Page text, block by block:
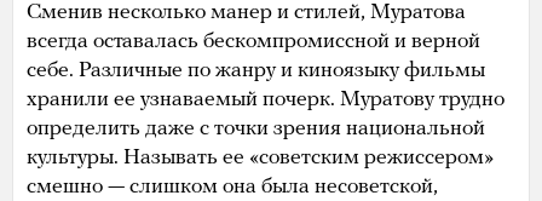
Сменив несколько манер и стилей, Муратова
всегда оставалась бескомпромиссной и верной
себе. Различные по жанру и киноязыку фильмы
хранили ее узнаваемый почерк. Муратову трудно
определить даже с точки зрения национальной
культуры. Называть ее «советским режиссером»
смешно — слишком она была несоветской,